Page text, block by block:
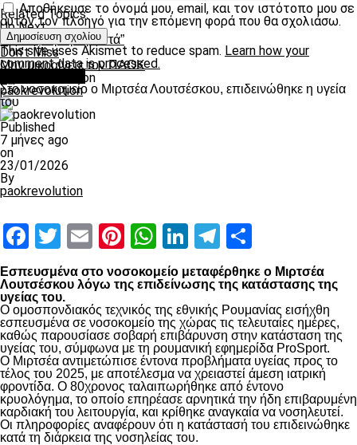
Related Topics:
Up Next
“Κοιτάζουμε μπροστά”
Don't Miss
Μην μικραίνετε τον ΠΑΟΚ
paokrevolution
Αποθήκευσε το όνομά μου, email, και τον ιστότοπο μου σε
αυτόν τον πλοηγό για την επόμενη φορά που θα σχολιάσω.
This site uses Akismet to reduce spam. Learn how your
comment data is processed.
Στο νοσοκομείο ο Μιρτσέα Λουτσέσκου, επιδεινώθηκε η υγεία
του
Published
7 μήνες ago
on
23/01/2026
By
paokrevolution
Facebook
Twitter
EmailPinterest
WhatsApp
LinkedIn
Telegram
Εσπευσμένα στο νοσοκομείο μεταφέρθηκε ο Μιρτσέα
Λουτσέσκου λόγω της επιδείνωσης της κατάστασης της
υγείας του.
Ο ομοσπονδιακός τεχνικός της εθνικής Ρουμανίας εισήχθη
εσπευσμένα σε νοσοκομείο της χώρας τις τελευταίες ημέρες,
καθώς παρουσίασε σοβαρή επιβάρυνση στην κατάσταση της
υγείας του, σύμφωνα με τη ρουμανική εφημερίδα ProSport.
Ο Μιρτσέα αντιμετώπισε έντονα προβλήματα υγείας προς το
τέλος του 2025, με αποτέλεσμα να χρειαστεί άμεση ιατρική
φροντίδα. Ο 80χρονος ταλαιπωρήθηκε από έντονο
κρυολόγημα, το οποίο επηρέασε αρνητικά την ήδη επιβαρυμένη
καρδιακή του λειτουργία, και κρίθηκε αναγκαία να νοσηλευτεί.
Οι πληροφορίες αναφέρουν ότι η κατάστασή του επιδεινώθηκε
κατά τη διάρκεια της νοσηλείας του.